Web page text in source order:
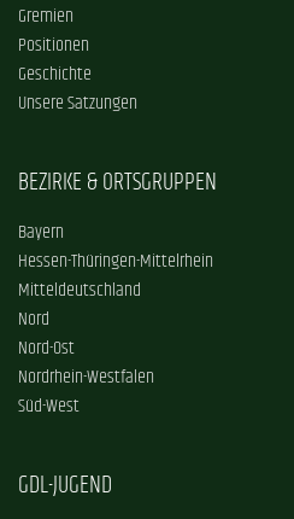
Gremien
Positionen
Geschichte
Unsere Satzungen
BEZIRKE & ORTSGRUPPEN
Bayern
Hessen-Thüringen-Mittelrhein
Mitteldeutschland
Nord
Nord-Ost
Nordrhein-Westfalen
Süd-West
GDL-JUGEND